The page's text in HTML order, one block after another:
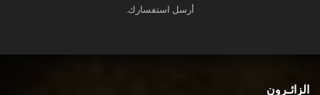
أرسل استفسارك.
الزائـرون